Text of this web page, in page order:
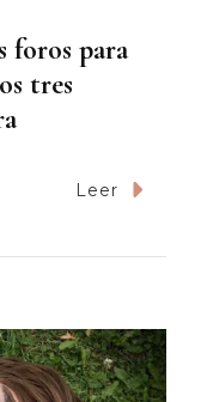
foros para
tres
Leer